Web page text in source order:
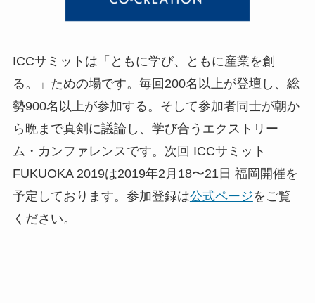
ICCサミットは「ともに学び、ともに産業を創
る。」ための場です。毎回200名以上が登壇し、総
勢900名以上が参加する。そして参加者同士が朝か
ら晩まで真剣に議論し、学び合うエクストリー
ム・カンファレンスです。次回 ICCサミット
FUKUOKA 2019は2019年2月18〜21日 福岡開催を
予定しております。参加登録は公式ページをご覧
ください。